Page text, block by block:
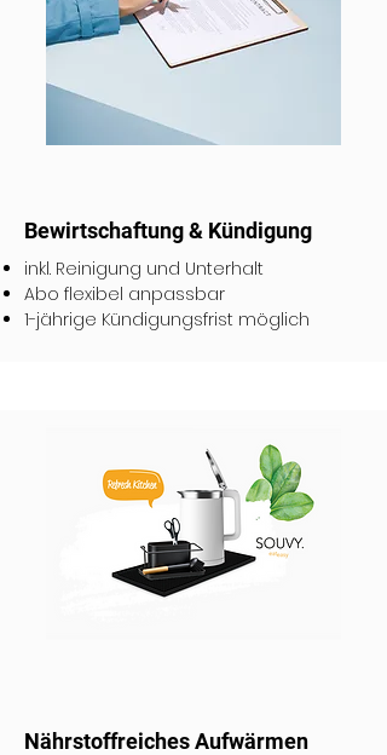
Bewirtschaftung & Kündigung
inkl. Reinigung und Unterhalt
Abo flexibel anpassbar
1-jährige Kündigungsfrist möglich
Nährstoffreiches Aufwärmen